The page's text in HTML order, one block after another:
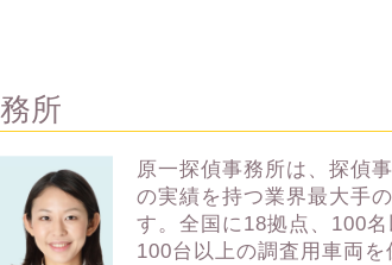
所
原一探偵事務所は、探偵
の実績を持つ業界最大手
す。全国に18拠点、100名
100台以上の調査用車両を